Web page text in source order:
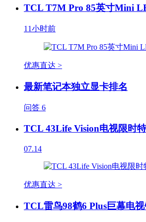
TCL T7M Pro 85英寸Mini
11小时前
优惠直达 >
最新笔记本独立显卡排名
问答 6
TCL 43Life Vision电视限时
07.14
优惠直达 >
TCL雷鸟98鹤6 Plus巨幕电